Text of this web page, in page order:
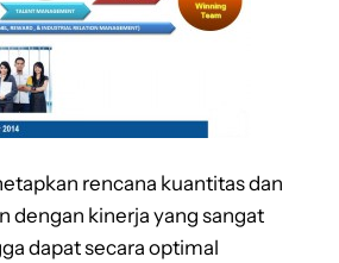
rencana kuantitas dan
dengan kinerja yang sangat
dapat secara optimal